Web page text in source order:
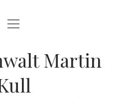
HOME
UND VORTRÄGE
Menü
THEMA KÜNDIGUNG
Menü
öffnen
Martin